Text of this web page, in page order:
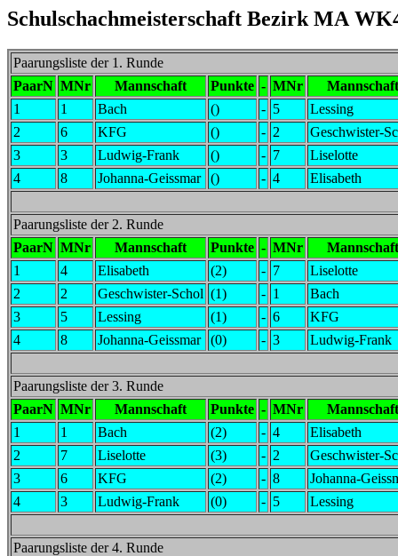
Schulschachmeisterschaft Bezirk MA
Paarungsliste der 1. Runde
PaarN MNr Mannschaft Punkte - MNr
Mannschaft
1
1 Bach () - 5
Lessing
2
6 KFG () - 2
Geschwister-
3
3 Ludwig-Frank () - 7
Liselotte
4
8 Johanna-Geissmar () - 4 Elisabeth
Paarungsliste der 2. Runde
PaarN MNr Mannschaft Punkte - MNr
Mannschaft
1
4 Elisabeth (2) - 7
Liselotte
2
2 Geschwister-Schol (1) - 1
Bach
3
5 Lessing (1) - 6
KFG
4
8 Johanna-Geissmar (0) - 3 Ludwig-Frank
Paarungsliste der 3. Runde
PaarN MNr Mannschaft Punkte - MNr
Mannschaft
1
1 Bach (2) - 4
Elisabeth
2
7 Liselotte (3) - 2
Geschwister-
3
6 KFG (2) - 8
Johanna-
4
3 Ludwig-Frank (0) - 5 Lessing
Paarungsliste der 4. Runde